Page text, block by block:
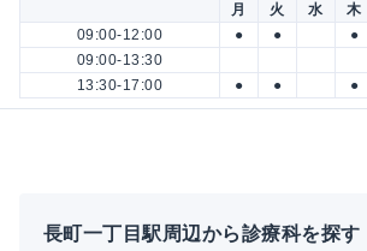
月 火 水 木
09:00-12:00
● ● ●
09:00-13:30
13:30-17:00
● ● ●
長町一丁目駅周辺から診療科を探す